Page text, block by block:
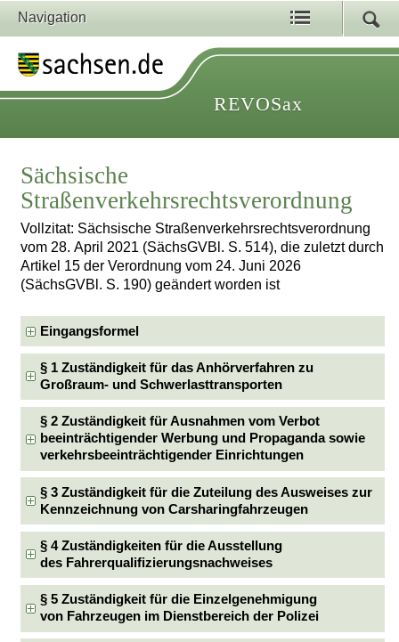
Navigation
REVOSax
Sächsische
Straßenverkehrsrechtsverordnung
Vollzitat: Sächsische Straßenverkehrsrechtsverordnung
vom 28. April 2021 (SächsGVBl. S. 514), die zuletzt durch
Artikel 15 der Verordnung vom 24. Juni 2026
(SächsGVBl. S. 190) geändert worden ist
Eingangsformel
§ 1 Zuständigkeit für das Anhörverfahren zu
Großraum- und Schwerlasttransporten
§ 2 Zuständigkeit für Ausnahmen vom Verbot
beeinträchtigender Werbung und Propaganda sowie
verkehrsbeeinträchtigender Einrichtungen
§ 3 Zuständigkeit für die Zuteilung des Ausweises zur
Kennzeichnung von Carsharingfahrzeugen
§ 4 Zuständigkeiten für die Ausstellung
des Fahrerqualifizierungsnachweises
§ 5 Zuständigkeit für die Einzelgenehmigung
von Fahrzeugen im Dienstbereich der Polizei